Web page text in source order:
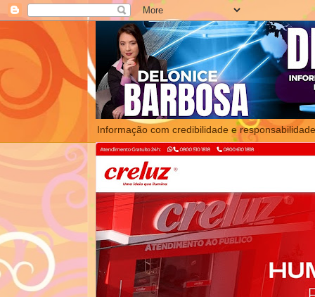
Informação com credibilidade e